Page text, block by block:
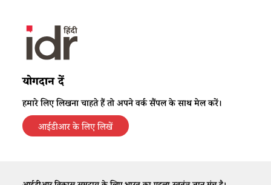
योगदान दें
हमारे लिए लिखना चाहते हैं तो अपने वर्क सैंपल के साथ मेल करें।
आईडीआर के लिए लिखें